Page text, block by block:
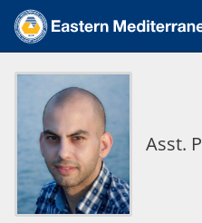
Asst.